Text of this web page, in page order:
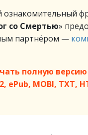
со Смертью»
партнёром —
полную
ePub, MOBI, TXT,